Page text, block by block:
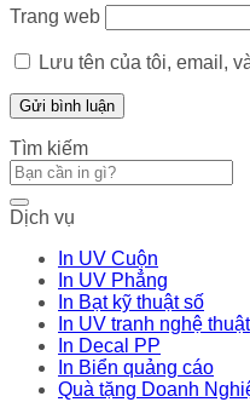
Trang web
Lưu tên của tôi, email,
Tìm kiếm
Dịch vụ
In UV Cuộn
In UV Phẳng
In Bạt kỹ thuật số
In UV tranh nghệ thuật
In Decal PP
In Biển quảng cáo
Quà tặng Doanh